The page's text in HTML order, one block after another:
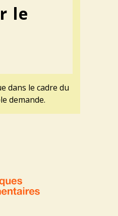
le
dans le cadre du
demande.